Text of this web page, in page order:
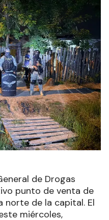
de Drogas
punto de venta de
norte de la capital. El
miércoles,